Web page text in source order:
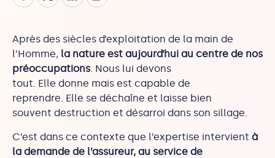
Après des siècles d’exploitation de la main de
l’Homme, la nature est aujourd’hui au centre de nos
préoccupations. Nous lui devons
tout. Elle donne mais est capable de
reprendre. Elle se déchaîne et laisse bien
souvent destruction et désarroi dans son sillage.
C’est dans ce contexte que l’expertise intervient à
la demande de l’assureur, au service de